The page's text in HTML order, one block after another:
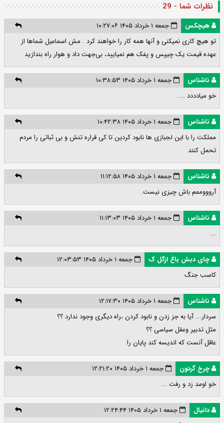
نظرات شما - 29
هیچکس
جمعه ۱ خرداد ۱۴۰۵ ۱۰:۲۷:۰۶
تو هیچ کاری نمیکنی و آنها همه کار را خواهند کرد . مش اسماعیل شماها از
عهده قیمت یک چیپس و پفک هم نمیایید، بی‌جهت داد و هوار راه بندازید
ناشناس
جمعه ۱ خرداد ۱۴۰۵ ۱۰:۳۸:۵۳
خو میادددد ....
ناشناس
جمعه ۱ خرداد ۱۴۰۵ ۱۰:۴۲:۳۸
مملکت را با این لجبازی ها نابود کردین تا کی قراره تنش و بی ثباتی را مردم
تحمل کنند
ناشناس
جمعه ۱ خرداد ۱۴۰۵ ۱۱:۱۲:۵۸
آروووممم باش چیزی نیست.
ناشناس
جمعه ۱ خرداد ۱۴۰۵ ۱۱:۱۳:۰۳
...
چای دبش باغ ازگل ک
جمعه ۱ خرداد ۱۴۰۵ ۱۲:۰۳:۵۳
کاسب جنگ
ناشناس
جمعه ۱ خرداد ۱۴۰۵ ۱۲:۱۷:۳۰
سردار... آیا به جز زدن و نابود کردن ،راه دیگری وجود ندارد ؟؟
مثل تدبیر وعقل سیاسی ؟؟
عاقل آنست که اندیسه کند پایان را
چرخ گردون
جمعه ۱ خرداد ۱۴۰۵ ۱۲:۲۱:۲۰
خو اومد زد و رفت ...
دانیال
جمعه ۱ خرداد ۱۴۰۵ ۱۲:۲۴:۴۴